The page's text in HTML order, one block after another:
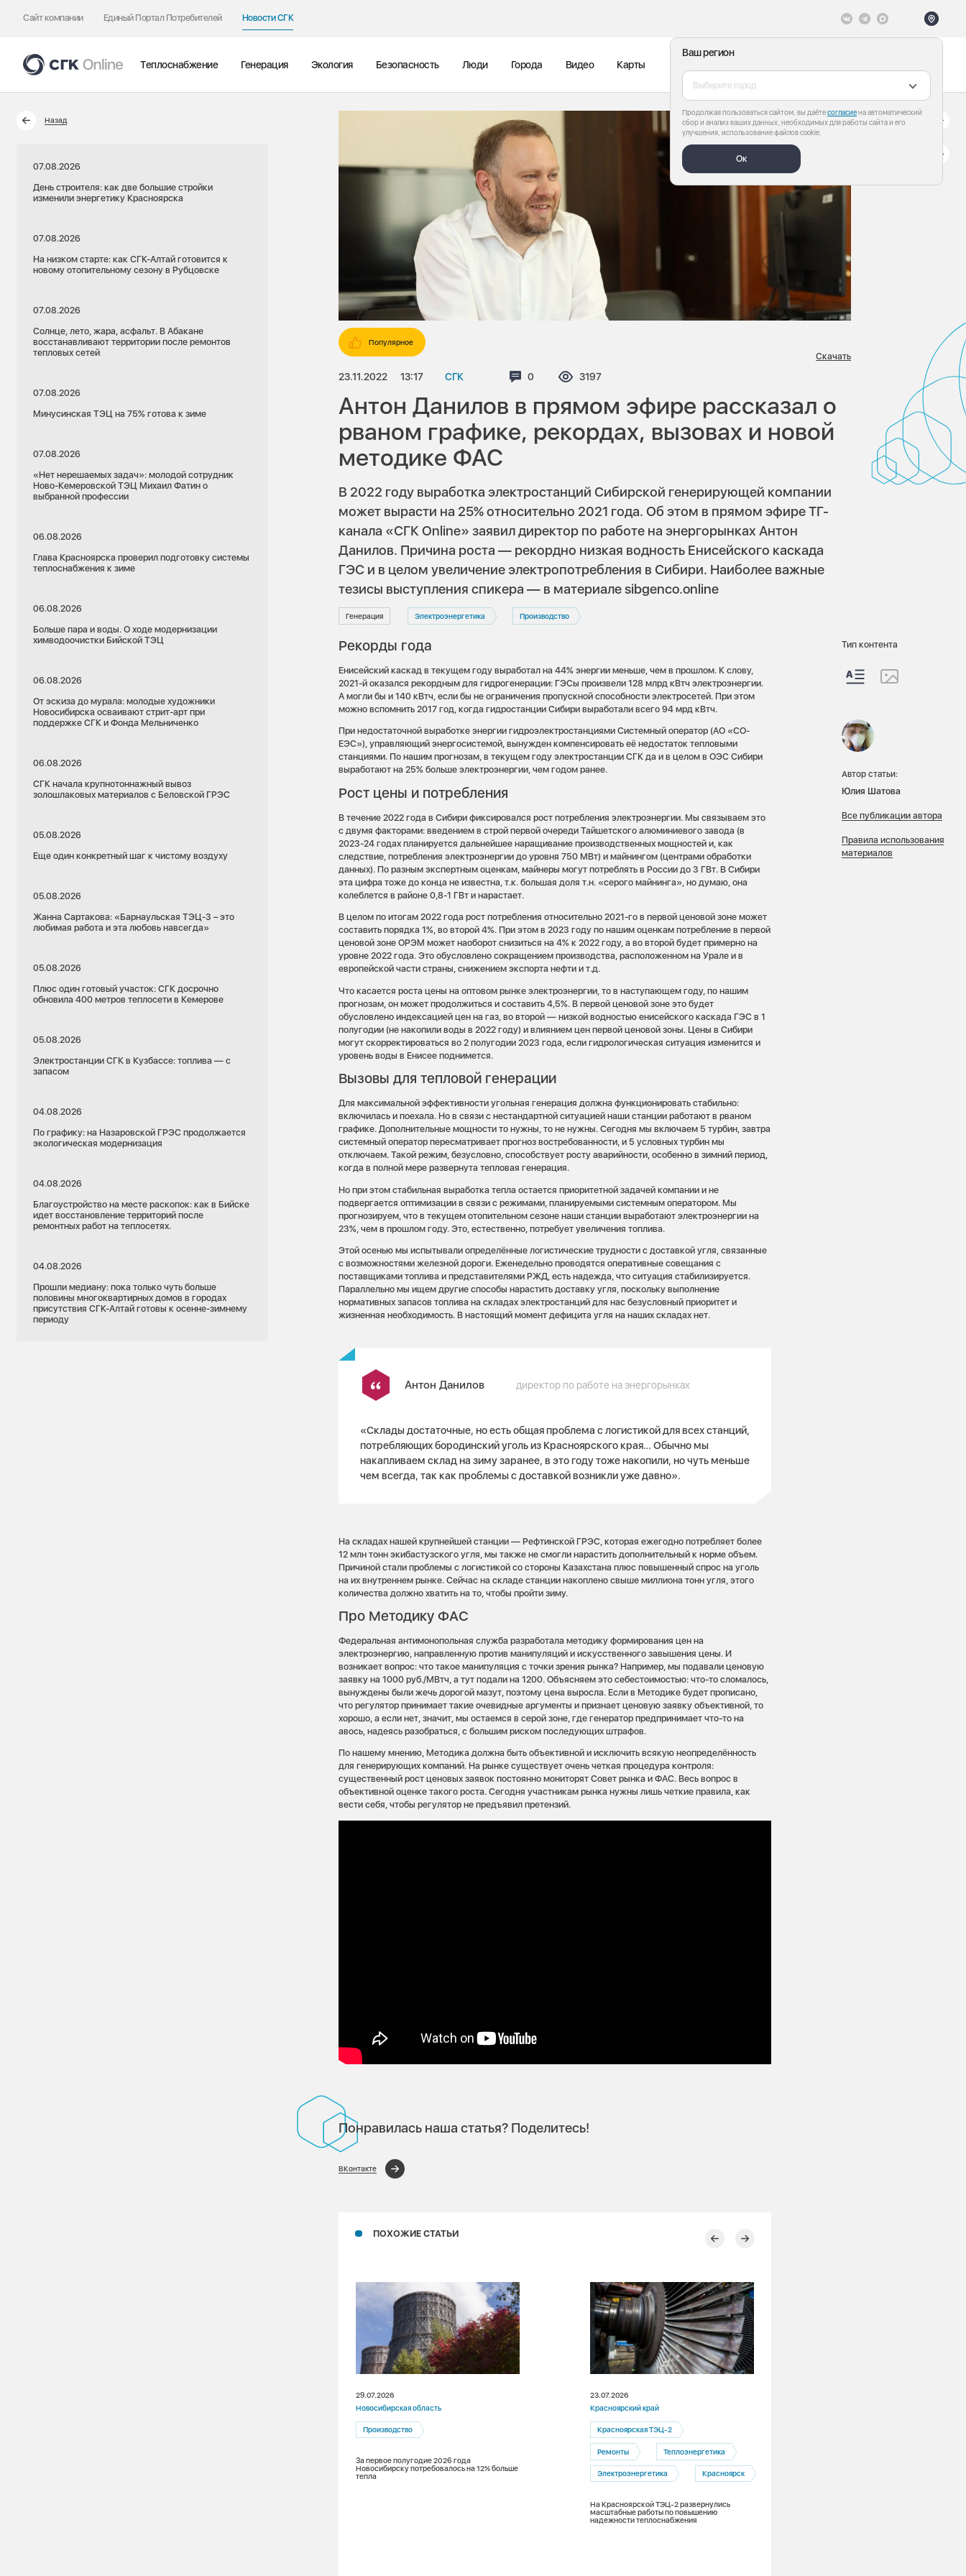
Сайт компании Единый Портал Потребителей Новости СГК
Ваш регион
Выберите город
Продолжая пользоваться сайтом, вы даётесогласиена автоматический
сбор и анализ ваших данных, необходимых для работы сайта и его
улучшения, использование файлов cookie.
Ок
Теплоснабжение Генерация Экология Безопасность Люди Города Видео Карты
Назад
07.08.2026
День строителя: как две большие стройки
изменили энергетику Красноярска
07.08.2026
На низком старте: как СГК-Алтай готовится к
новому отопительному сезону в Рубцовске
07.08.2026
Солнце, лето, жара, асфальт. В Абакане
восстанавливают территории после ремонтов
тепловых сетей
07.08.2026
Минусинская ТЭЦ на 75% готова к зиме
07.08.2026
«Нет нерешаемых задач»: молодой сотрудник
Ново-Кемеровской ТЭЦ Михаил Фатин о
выбранной профессии
06.08.2026
Глава Красноярска проверил подготовку системы
теплоснабжения к зиме
06.08.2026
Больше пара и воды. О ходе модернизации
химводоочистки Бийской ТЭЦ
06.08.2026
От эскиза до мурала: молодые художники
Новосибирска осваивают стрит-арт при
поддержке СГК и Фонда Мельниченко
06.08.2026
СГК начала крупнотоннажный вывоз
золошлаковых материалов с Беловской ГРЭС
05.08.2026
Еще один конкретный шаг к чистому воздуху
05.08.2026
Жанна Сартакова: «Барнаульская ТЭЦ-3 – это
любимая работа и эта любовь навсегда»
05.08.2026
Плюс один готовый участок: СГК досрочно
обновила 400 метров теплосети в Кемерове
05.08.2026
Электростанции СГК в Кузбассе: топлива — с
запасом
04.08.2026
По графику: на Назаровской ГРЭС продолжается
экологическая модернизация
04.08.2026
Благоустройство на месте раскопок: как в Бийске
идет восстановление территорий после
ремонтных работ на теплосетях.
04.08.2026
Прошли медиану: пока только чуть больше
половины многоквартирных домов в городах
присутствия СГК-Алтай готовы к осенне-зимнему
периоду
Популярное
23.11.2022 13:17 СГК Комментариев:
0 Просмотров:
3197
Скачать
Антон Данилов в прямом эфире рассказал о
рваном графике, рекордах, вызовах и новой
методике ФАС
В 2022 году выработка электростанций Сибирской генерирующей компании
может вырасти на 25% относительно 2021 года. Об этом в прямом эфире ТГ-
канала «СГК Online» заявил директор по работе на энергорынках Антон
Данилов. Причина роста — рекордно низкая водность Енисейского каскада
ГЭС и в целом увеличение электропотребления в Сибири. Наиболее важные
тезисы выступления спикера — в материале sibgenco.online
Генерация Электроэнергетика Производство
Рекорды года
Енисейский каскад в текущем году выработал на 44% энергии меньше, чем в прошлом. К слову,
2021-й оказался рекордным для гидрогенерации: ГЭСы произвели 128 млрд кВтч электроэнергии.
А могли бы и 140 кВтч, если бы не ограничения пропускной способности электросетей. При этом
можно вспомнить 2017 год, когда гидростанции Сибири выработали всего 94 мрд кВтч.
При недостаточной выработке энергии гидроэлектростанциями Системный оператор (АО «СО-
ЕЭС»), управляющий энергосистемой, вынужден компенсировать её недостаток тепловыми
станциями. По нашим прогнозам, в текущем году электростанции СГК да и в целом в ОЭС Сибири
выработают на 25% больше электроэнергии, чем годом ранее.
Рост цены и потребления
В течение 2022 года в Сибири фиксировался рост потребления электроэнергии. Мы связываем это
с двумя факторами: введением в строй первой очереди Тайшетского алюминиевого завода (в
2023-24 годах планируется дальнейшее наращивание производственных мощностей и, как
следствие, потребления электроэнергии до уровня 750 МВт) и майнингом (центрами обработки
данных). По разным экспертным оценкам, майнеры могут потреблять в России до 3 ГВт. В Сибири
эта цифра тоже до конца не известна, т.к. большая доля т.н. «серого майнинга», но думаю, она
колеблется в районе 0,8-1 ГВт и нарастает.
В целом по итогам 2022 года рост потребления относительно 2021-го в первой ценовой зоне может
составить порядка 1%, во второй 4%. При этом в 2023 году по нашим оценкам потребление в первой
ценовой зоне ОРЭМ может наоборот снизиться на 4% к 2022 году, а во второй будет примерно на
уровне 2022 года. Это обусловлено сокращением производства, расположенном на Урале и в
европейской части страны, снижением экспорта нефти и т.д.
Что касается роста цены на оптовом рынке электроэнергии, то в наступающем году, по нашим
прогнозам, он может продолжиться и составить 4,5%. В первой ценовой зоне это будет
обусловлено индексацией цен на газ, во второй — низкой водностью енисейского каскада ГЭС в 1
полугодии (не накопили воды в 2022 году) и влиянием цен первой ценовой зоны. Цены в Сибири
могут скорректироваться во 2 полугодии 2023 года, если гидрологическая ситуация изменится и
уровень воды в Енисее поднимется.
Вызовы для тепловой генерации
Для максимальной эффективности угольная генерация должна функционировать стабильно:
включилась и поехала. Но в связи с нестандартной ситуацией наши станции работают в рваном
графике. Дополнительные мощности то нужны, то не нужны. Сегодня мы включаем 5 турбин, завтра
системный оператор пересматривает прогноз востребованности, и 5 условных турбин мы
отключаем. Такой режим, безусловно, способствует росту аварийности, особенно в зимний период,
когда в полной мере развернута тепловая генерация.
Но при этом стабильная выработка тепла остается приоритетной задачей компании и не
подвергается оптимизации в связи с режимами, планируемыми системным оператором. Мы
прогнозируем, что в текущем отопительном сезоне наши станции выработают электроэнергии на
23%, чем в прошлом году. Это, естественно, потребует увеличения топлива.
Этой осенью мы испытывали определённые логистические трудности с доставкой угля, связанные
с возможностями железной дороги. Еженедельно проводятся оперативные совещания с
поставщиками топлива и представителями РЖД, есть надежда, что ситуация стабилизируется.
Параллельно мы ищем другие способы нарастить доставку угля, поскольку выполнение
нормативных запасов топлива на складах электростанций для нас безусловный приоритет и
жизненная необходимость. В настоящий момент дефицита угля на наших складах нет.
Антон Данилов директор по работе на энергорынках
«Склады достаточные, но есть общая проблема с логистикой для всех станций,
потребляющих бородинский уголь из Красноярского края… Обычно мы
накапливаем склад на зиму заранее, в это году тоже накопили, но чуть меньше
чем всегда, так как проблемы с доставкой возникли уже давно».
На складах нашей крупнейшей станции — Рефтинской ГРЭС, которая ежегодно потребляет более
12 млн тонн экибастузского угля, мы также не смогли нарастить дополнительный к норме объем.
Причиной стали проблемы с логистикой со стороны Казахстана плюс повышенный спрос на уголь
на их внутреннем рынке. Сейчас на складе станции накоплено свыше миллиона тонн угля, этого
количества должно хватить на то, чтобы пройти зиму.
Про Методику ФАС
Федеральная антимонопольная служба разработала методику формирования цен на
электроэнергию, направленную против манипуляций и искусственного завышения цены. И
возникает вопрос: что такое манипуляция с точки зрения рынка? Например, мы подавали ценовую
заявку на 1000 руб./МВтч, а тут подали на 1200. Объясняем это себестоимостью: что-то сломалось,
вынуждены были жечь дорогой мазут, поэтому цена выросла. Если в Методике будет прописано,
что регулятор принимает такие очевидные аргументы и признает ценовую заявку объективной, то
хорошо, а если нет, значит, мы остаемся в серой зоне, где генератор предпринимает что-то на
авось, надеясь разобраться, с большим риском последующих штрафов.
По нашему мнению, Методика должна быть объективной и исключить всякую неопределённость
для генерирующих компаний. На рынке существует очень четкая процедура контроля:
существенный рост ценовых заявок постоянно мониторят Совет рынка и ФАС. Весь вопрос в
объективной оценке такого роста. Сегодня участникам рынка нужны лишь четкие правила, как
вести себя, чтобы регулятор не предъявил претензий.
Понравилась наша статья? Поделитесь!
ВКонтакте
ПОХОЖИЕ СТАТЬИ
29.07.2026
Новосибирская область
Производство
За первое полугодие 2026 года
Новосибирску потребовалось на 12% больше
тепла
23.07.2026
Красноярский край
Красноярская ТЭЦ-2
Ремонты Теплоэнергетика
Электроэнергетика Красноярск
На Красноярской ТЭЦ-2 развернулись
масштабные работы по повышению
надежности теплоснабжения
Тип контента
Автор статьи:
Юлия Шатова
Все публикации автора
Правила использования
материалов